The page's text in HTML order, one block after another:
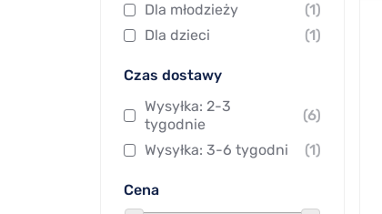
Dla młodzieży
(1)
Dla dzieci
(1)
Czas dostawy
Wysyłka: 2-3
tygodnie
(6)
Wysyłka: 3-6 tygodni
(1)
Cena